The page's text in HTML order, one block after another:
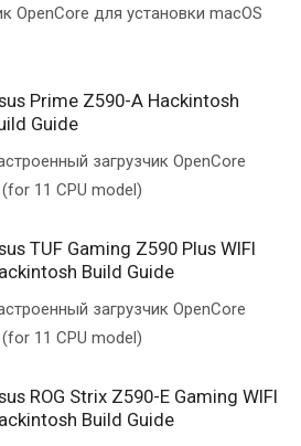
OpenCore для установки macOS
Prime Z590-A Hackintosh
Guide
загрузчик OpenCore
11 CPU model)
TUF Gaming Z590 Plus WIFI
Build Guide
загрузчик OpenCore
11 CPU model)
ROG Strix Z590-E Gaming WIFI
Build Guide